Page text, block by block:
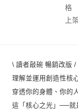
格
上
\ 讀者敲碗 暢銷改版 /
理解並運用創造性核
穿透你的身體、你的
這「核心之光」──就